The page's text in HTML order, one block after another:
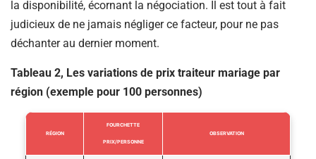
la disponibilité, écornant la négociation. Il est tout à fait
judicieux de ne jamais négliger ce facteur, pour ne pas
déchanter au dernier moment.
Tableau 2, Les variations de prix traiteur mariage par
région (exemple pour 100 personnes)
RÉGION
FOURCHETTE
PRIX/PERSONNE
OBSERVATION